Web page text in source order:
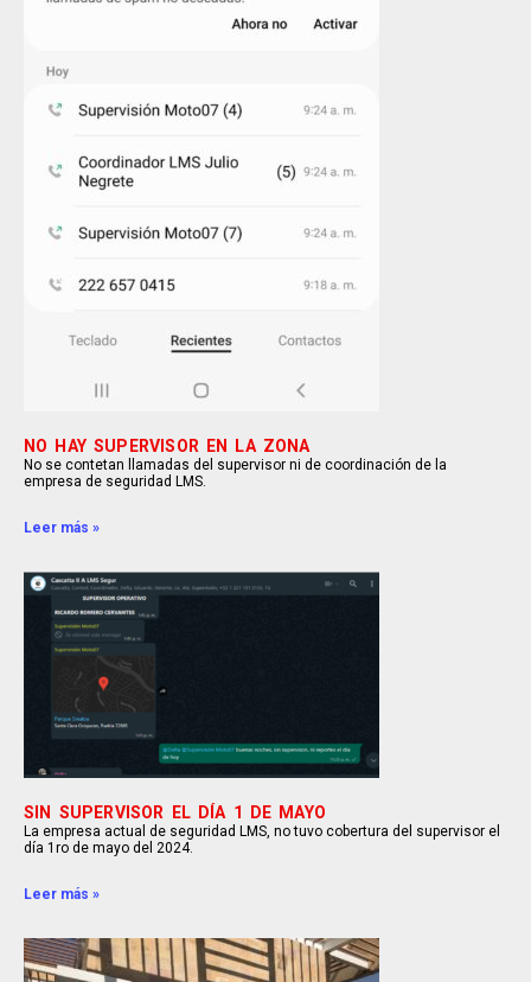
NO HAY SUPERVISOR EN LA ZONA
No se contetan llamadas del supervisor ni de coordinación de la
empresa de seguridad LMS.
Leer más »
SIN SUPERVISOR EL DÍA 1 DE MAYO
La empresa actual de seguridad LMS, no tuvo cobertura del supervisor el
día 1ro de mayo del 2024.
Leer más »